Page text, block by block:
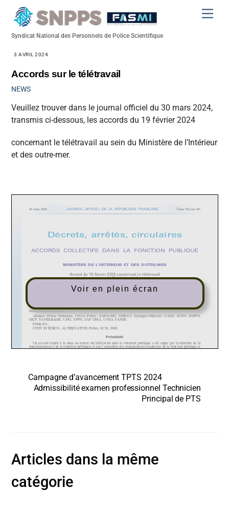
Syndicat National des Personnels de Police Scientifique
3 AVRIL 2024
Accords sur le télétravail
NEWS
Veuillez trouver dans le journal officiel du 30 mars 2024,
transmis ci-dessous, les accords du 19 février 2024
concernant le télétravail au sein du Ministère de l’Intérieur
et des outre-mer.
Voir en plein écran
Campagne d’avancement TPTS 2024
Admissibilité examen professionnel Technicien
Principal de PTS
Articles dans la même
catégorie